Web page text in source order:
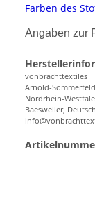
Farben des
Angaben zur
vonbrachttextiles
Arnold-
Nordrhein-
Baesweiler,